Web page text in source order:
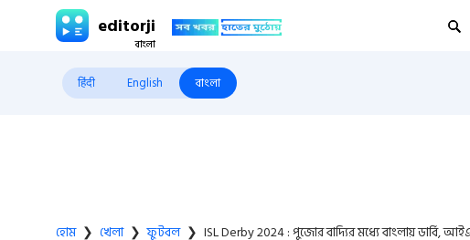
editorji
हिंदी English বাংলা
হোম ❯ খেলা ❯ ফুটবল ❯ ISL Derby 2024 : পুজোর বাদ্যির মধ্যে বাংলায় ডার্বি,